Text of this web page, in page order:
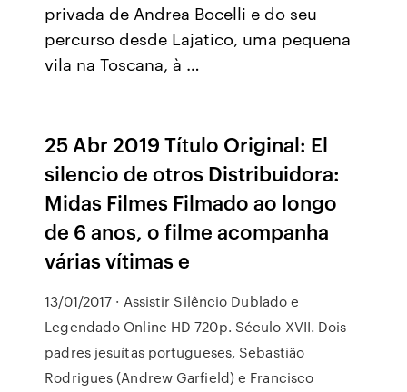
privada de Andrea Bocelli e do seu
percurso desde Lajatico, uma pequena
vila na Toscana, à …
25 Abr 2019 Título Original: El
silencio de otros Distribuidora:
Midas Filmes Filmado ao longo
de 6 anos, o filme acompanha
várias vítimas e
13/01/2017 · Assistir Silêncio Dublado e
Legendado Online HD 720p. Século XVII. Dois
padres jesuítas portugueses, Sebastião
Rodrigues (Andrew Garfield) e Francisco